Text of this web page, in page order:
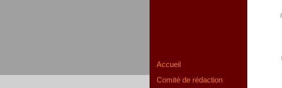
Accueil
Comité de rédaction